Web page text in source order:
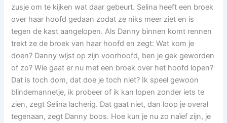
zusje om te kijken wat daar gebeurt. Selina heeft een broek
over haar hoofd gedaan zodat ze niks meer ziet en is
tegen de kast aangelopen. Als Danny binnen komt rennen
trekt ze de broek van haar hoofd en zegt: Wat kom je
doen? Danny wijst op zijn voorhoofd, ben je gek geworden
of zo? Wie gaat er nu met een broek over het hoofd lopen?
Dat is toch dom, dat doe je toch niet? Ik speel gewoon
blindemannetje, ik probeer of ik kan lopen zonder iets te
zien, zegt Selina lacherig. Dat gaat niet, dan loop je overal
tegenaan, zegt Danny boos. Hoe kun je nu zo naïef zijn, je